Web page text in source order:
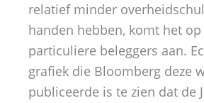
relatief minder
handen hebben, komt het op
particuliere beleggers aan.
grafiek die Bloomberg deze
publiceerde is te zien dat de